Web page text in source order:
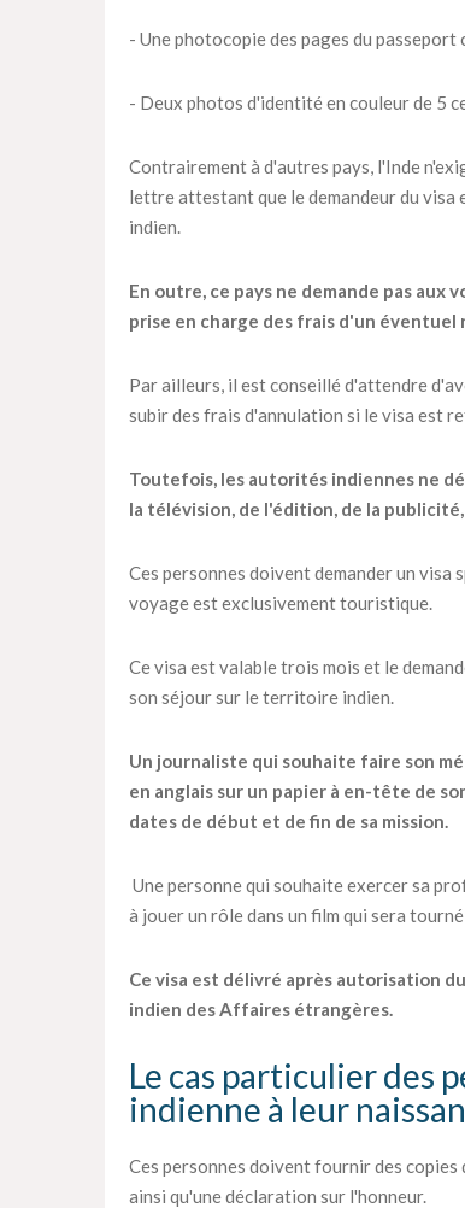
- Une photocopie des pages du
- Deux photos d'identité en couleur de 5
Contrairement à d'autres pays, l'Inde
lettre attestant que le demandeur du
indien.
En outre, ce pays ne demande pas
prise en charge des frais d'un
Par ailleurs, il est conseillé d'attendre
subir des frais d'annulation si le visa est
Toutefois, les autorités indiennes ne
la télévision, de l'édition, de la
Ces personnes doivent demander un visa
voyage est exclusivement touristique.
Ce visa est valable trois mois et le
son séjour sur le territoire indien.
Un journaliste qui souhaite faire son
en anglais sur un papier à en-tête de
dates de début et de fin de sa mission.
Une personne qui souhaite exercer sa
à jouer un rôle dans un film qui sera
Ce visa est délivré après autorisation
indien des Affaires étrangères.
Le cas particulier des
indienne à leur
Ces personnes doivent fournir des
ainsi qu'une déclaration sur l'honneur.